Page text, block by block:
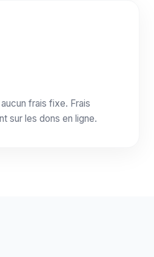
frais fixe. Frais
sur les dons en ligne.